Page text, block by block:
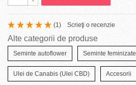
(1) Scrieţi o recenzie
Alte categorii de produse
Seminte autoflower Seminte feminizate
Ulei de Canabis (Ulei CBD) Accesorii